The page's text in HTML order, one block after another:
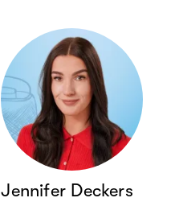
Jennifer Deckers